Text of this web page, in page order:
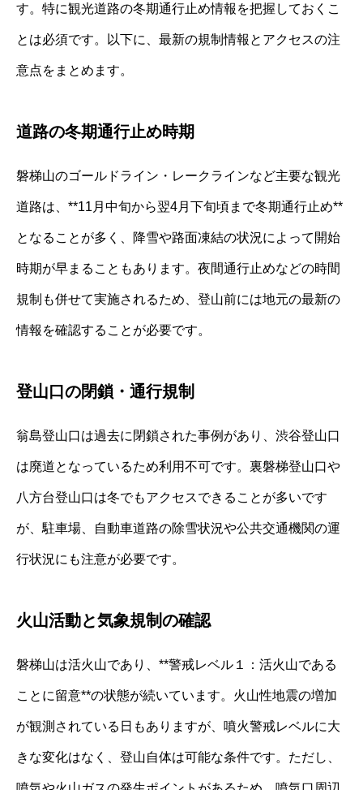
す。特に観光道路の冬期通行止め情報を把握しておくこ
とは必須です。以下に、最新の規制情報とアクセスの注
意点をまとめます。
道路の冬期通行止め時期
磐梯山のゴールドライン・レークラインなど主要な観光
道路は、**11月中旬から翌4月下旬頃まで冬期通行止め**
となることが多く、降雪や路面凍結の状況によって開始
時期が早まることもあります。夜間通行止めなどの時間
規制も併せて実施されるため、登山前には地元の最新の
情報を確認することが必要です。
登山口の閉鎖・通行規制
翁島登山口は過去に閉鎖された事例があり、渋谷登山口
は廃道となっているため利用不可です。裏磐梯登山口や
八方台登山口は冬でもアクセスできることが多いです
が、駐車場、自動車道路の除雪状況や公共交通機関の運
行状況にも注意が必要です。
火山活動と気象規制の確認
磐梯山は活火山であり、**警戒レベル１：活火山である
ことに留意**の状態が続いています。火山性地震の増加
が観測されている日もありますが、噴火警戒レベルに大
きな変化はなく、登山自体は可能な条件です。ただし、